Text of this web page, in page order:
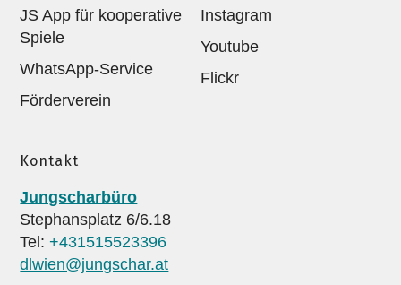
JS App für kooperative
Spiele
WhatsApp-Service
Förderverein
Instagram
Youtube
Flickr
Kontakt
Jungscharbüro
Stephansplatz 6/6.18
Tel:+431515523396
dlwien@jungschar.at